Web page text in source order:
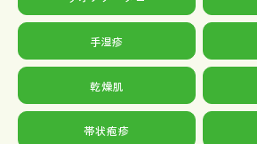
手湿疹
乾燥肌
帯状疱疹